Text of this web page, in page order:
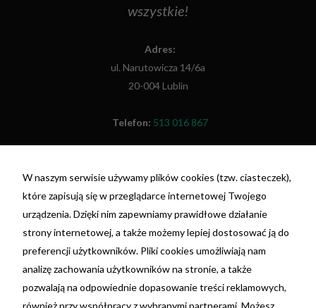
wszystkie!
Adres:
ul. Narutowicza 14/6a
20-004 Lublin
Telefon: 513 016 867
NIP: 7692055698
REGON: 381396675
nr konta: 29 1020 3150 0000 3202 0110 4199 -
PKO BP
Ta strona korzysta z plików cookie. Używając tej
strony wyrażasz zgodę na używanie plików
W naszym serwisie używamy plików cookies (tzw. ciasteczek),
które zapisują się w przeglądarce internetowej Twojego
urządzenia. Dzięki nim zapewniamy prawidłowe działanie
strony internetowej, a także możemy lepiej dostosować ją do
preferencji użytkowników. Pliki cookies umożliwiają nam
analizę zachowania użytkowników na stronie, a także
pozwalają na odpowiednie dopasowanie treści reklamowych,
również przy współpracy z wybranymi partnerami. Możesz
Te pliki cookie
one potrzebne
internetowej.
Statystyka
Abyśmy mogli
poprawić
funkcjonalność
i strukturę
strony
internetowej,
na podstawie